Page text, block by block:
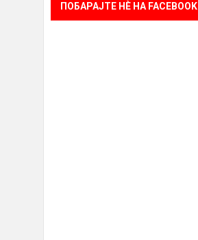
ПОБАРАЈТЕ НÈ НА FACEBOOK